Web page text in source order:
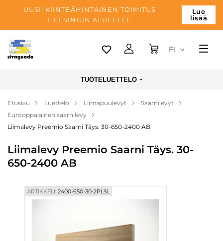
UUSI! KIINTEÄHINTAINEN TOIMITUS
HELSINGIN ALUEELLE
Lue
lisää
Tallinn
Maksu
Yrityksen
Blogi
Yhteystiedot
FI
TUOTELUETTELO
Etusivu Luettelo Liimapuulevyt
Saarnilevyt
Eurooppalainen saarnilevy
Liimalevy Preemio Saarni Täys. 30-650-2400 AB
Liimalevy Preemio Saarni Täys. 30-
650-2400 AB
ARTIKKELI:2400-650-30-2PLSL